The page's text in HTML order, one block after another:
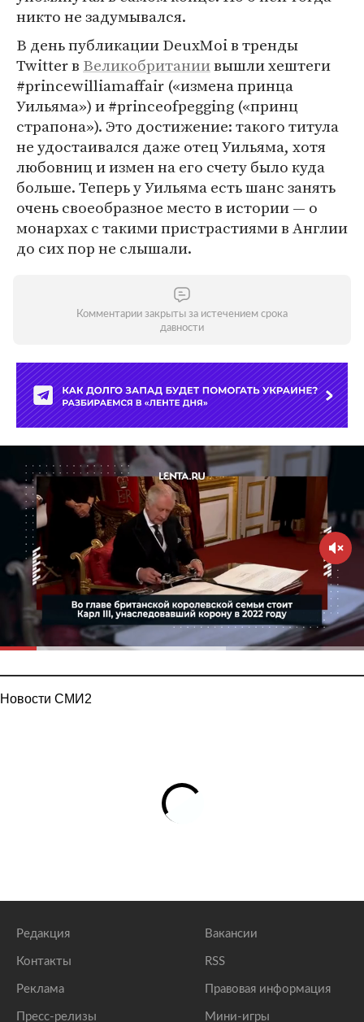
никто не задумывался.
В день публикации DeuxMoi в тренды
Twitter в Великобританиивышли хештеги
#princewilliamaffair («измена принца
Уильяма») и #princeofpegging («принц
страпона»). Это достижение: такого титула
не удостаивался даже отец Уильяма, хотя
любовниц и измен на его счету было куда
больше. Теперь у Уильяма есть шанс занять
очень своеобразное место в истории — о
монархах с такими пристрастиями в Англии
до сих пор не слышали.
Комментарии закрыты за истечением срока
давности
Новости СМИ2
Редакция
Контакты
Реклама
Пресс-релизы
Вакансии
RSS
Правовая информация
Мини-игры